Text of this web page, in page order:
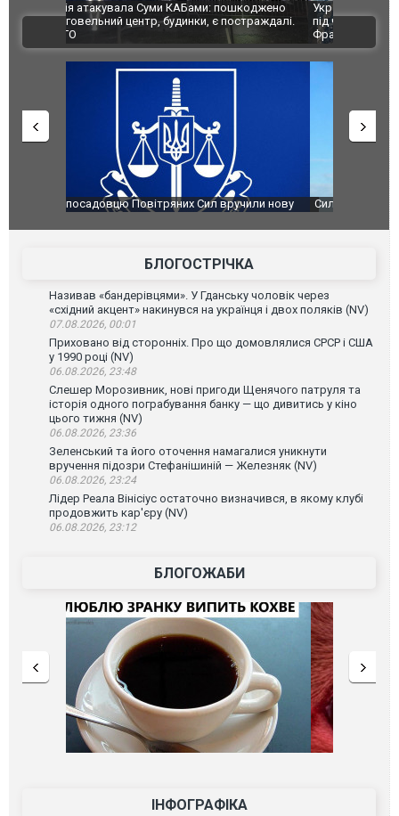
Українські надзвичайники врятували козуленя
під час ліквідації масштабної лісової пожежі у
Франції
СБУ за
Болгарії
Сили оборони уразили Ярославський НПЗ:
атаку. ВІДЕО
Неймар
БЛОГОСТРІЧКА
Називав «бандерівцями». У Гданську чоловік через
«східний акцент» накинувся на українця і двох поляків (NV)
07.08.2026, 00:01
Приховано від сторонніх. Про що домовлялися СРСР і США
у 1990 році (NV)
06.08.2026, 23:48
Слешер Морозивник, нові пригоди Щенячого патруля та
історія одного пограбування банку — що дивитись у кіно
цього тижня (NV)
06.08.2026, 23:36
Зеленський та його оточення намагалися уникнути
вручення підозри Стефанішиній — Железняк (NV)
06.08.2026, 23:24
Лідер Реала Вінісіус остаточно визначився, в якому клубі
продовжить кар'єру (NV)
06.08.2026, 23:12
БЛОГОЖАБИ
ІНФОГРАФІКА